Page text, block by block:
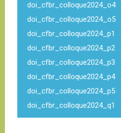
doi_cfbr_colloque2024_o4
doi_cfbr_colloque2024_o5
doi_cfbr_colloque2024_p1
doi_cfbr_colloque2024_p2
doi_cfbr_colloque2024_p3
doi_cfbr_colloque2024_p4
doi_cfbr_colloque2024_p5
doi_cfbr_colloque2024_q1